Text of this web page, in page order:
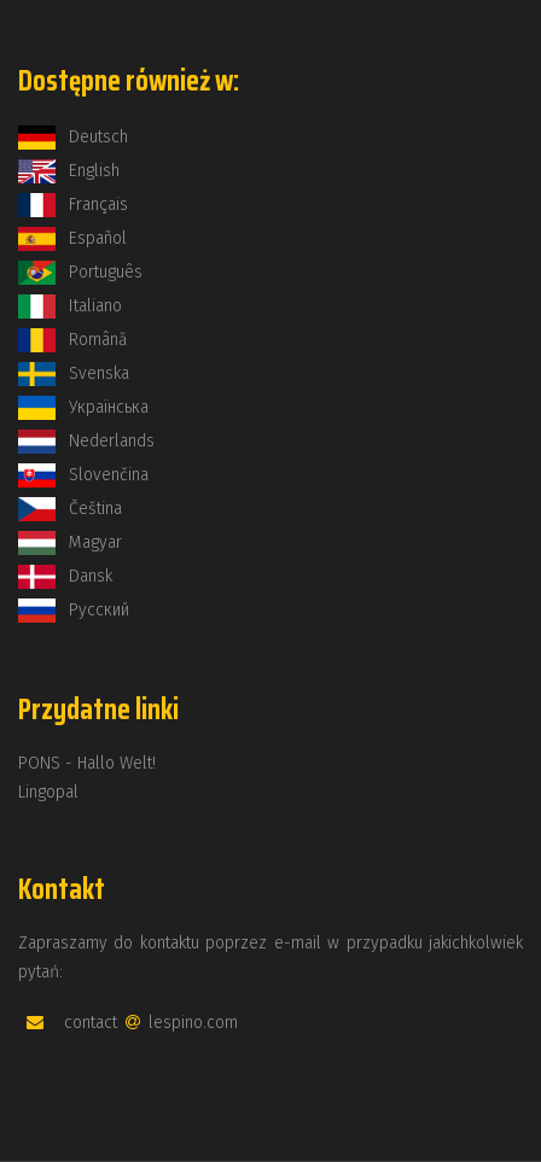
Dostępne również w:
Deutsch
English
Français
Español
Português
Italiano
Română
Svenska
Українська
Nederlands
Slovenčina
Čeština
Magyar
Dansk
Русский
Przydatne linki
PONS - Hallo Welt!
Lingopal
Kontakt
Zapraszamy do kontaktu poprzez e-mail w przypadku jakichkolwiek
pytań:
contact lespino.com